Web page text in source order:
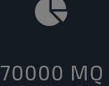
70000 MQ